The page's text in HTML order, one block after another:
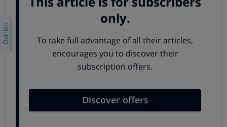
-11%.
Asistimos a una bajada de precio
importante en la partida de hortalizas cultivadas por
su fruto, frescas o refrigeradas (-11,1%), pues aquí se
encuentran clásicos del verano como los tomates, los
pimientos, las berenjenas, los calabacines, etc.). El
menos. Estarían las “otras bebidas alcohólicas” con
una caída del -1,8% (aquí hay muchas bebidas